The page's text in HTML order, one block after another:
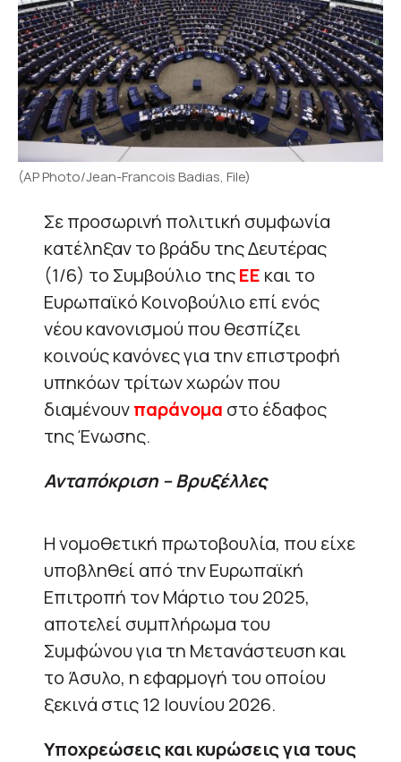
(AP Photo/Jean-Francois Badias, File)
Σε προσωρινή πολιτική συμφωνία
κατέληξαν το βράδυ της Δευτέρας
(1/6) το Συμβούλιο τηςΕΕ και το
Ευρωπαϊκό Κοινοβούλιο επί ενός
νέου κανονισμού που θεσπίζει
κοινούς κανόνες για την επιστροφή
υπηκόων τρίτων χωρών που
διαμένουνπαράνομα στο έδαφος
της Ένωσης.
Ανταπόκριση – Βρυξέλλες
Η νομοθετική πρωτοβουλία, που είχε
υποβληθεί από την Ευρωπαϊκή
Επιτροπή τον Μάρτιο του 2025,
αποτελεί συμπλήρωμα του
Συμφώνου για τη Μετανάστευση και
το Άσυλο, η εφαρμογή του οποίου
ξεκινά στις 12 Ιουνίου 2026.
Υποχρεώσεις και κυρώσεις για τους